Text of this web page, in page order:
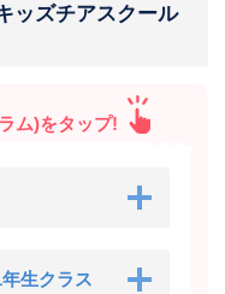
ッズチアスクール
ム)をタップ!
生クラス